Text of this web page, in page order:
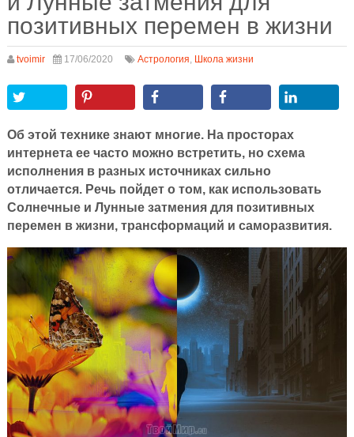
позитивных перемен в жизни
tvoimir 17/06/2020 Астрология, Школа жизни
Об этой технике знают многие. На просторах
интернета ее часто можно встретить, но схема
исполнения в разных источниках сильно
отличается. Речь пойдет о том, как использовать
Солнечные и Лунные затмения для позитивных
перемен в жизни, трансформаций и саморазвития.